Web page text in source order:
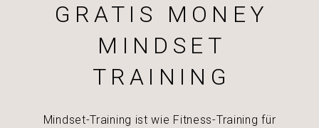
GRATIS MONEY
MINDSET
TRAINING
Mindset-Training ist wie Fitness-Training für